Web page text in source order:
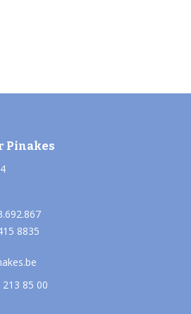
Pinakes
8835
85 00